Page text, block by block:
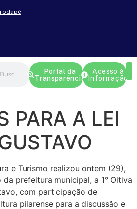
Portal da
Transparência
Acesso à
Informação
PARA A LEI
e Turismo realizou ontem (29),
prefeitura municipal, a 1° Oitiva
com participação de
pilarense para a discussão e